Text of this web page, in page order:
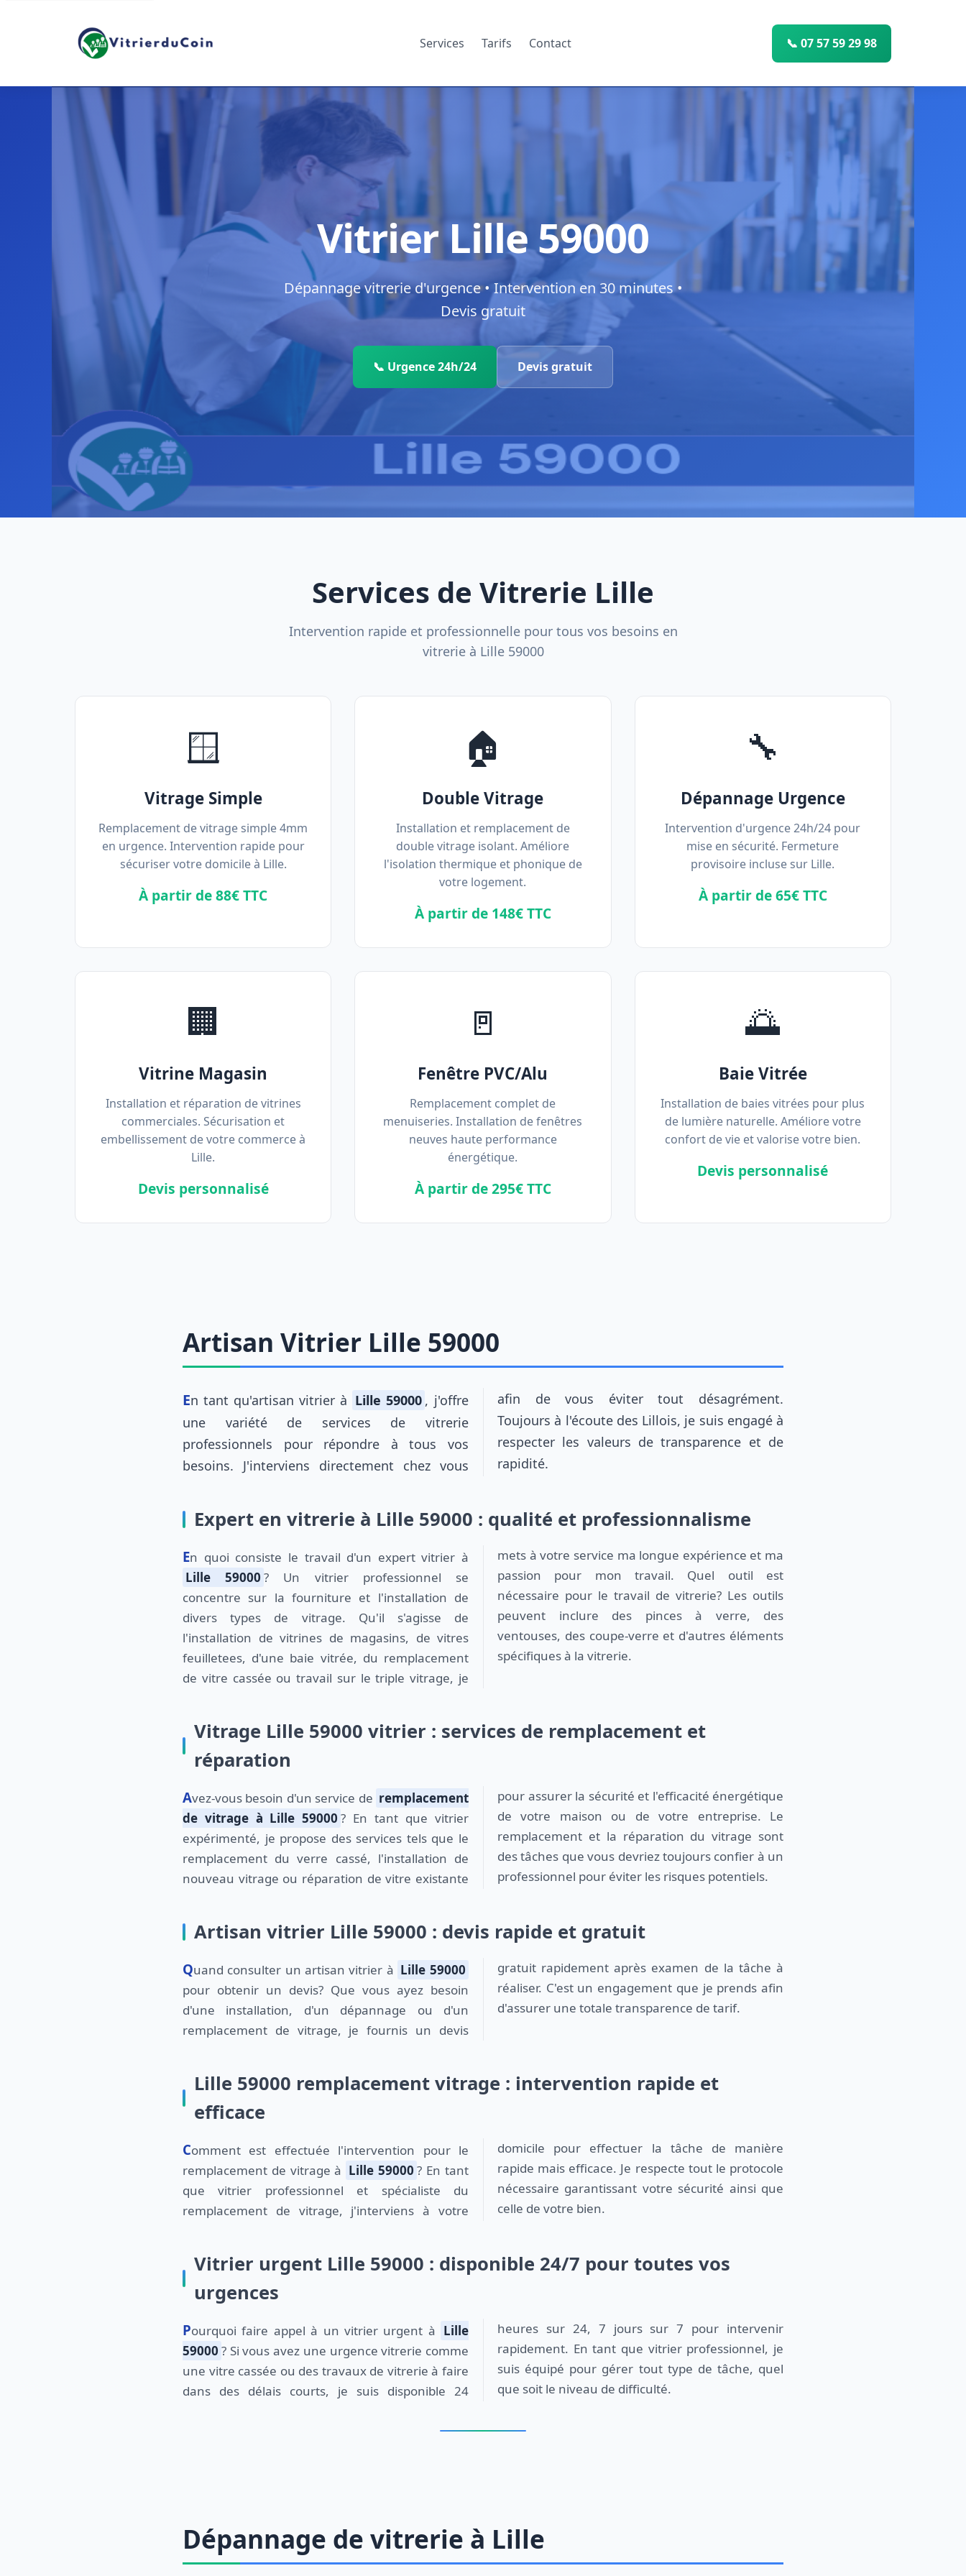
Services Tarifs Contact 📞 07 57 59 29 98
Vitrier Lille 59000
Dépannage vitrerie d'urgence • Intervention en 30 minutes •
Devis gratuit
📞 Urgence 24h/24 Devis gratuit
Services de Vitrerie Lille
Intervention rapide et professionnelle pour tous vos besoins en
vitrerie à Lille 59000
🪟
Vitrage Simple
Remplacement de vitrage simple 4mm
en urgence. Intervention rapide pour
sécuriser votre domicile à Lille.
À partir de 88€ TTC
🏠
Double Vitrage
Installation et remplacement de
double vitrage isolant. Améliore
l'isolation thermique et phonique de
votre logement.
À partir de 148€ TTC
🔧
Dépannage Urgence
Intervention d'urgence 24h/24 pour
mise en sécurité. Fermeture
provisoire incluse sur Lille.
À partir de 65€ TTC
🏢
Vitrine Magasin
Installation et réparation de vitrines
commerciales. Sécurisation et
embellissement de votre commerce à
Lille.
Devis personnalisé
🚪
Fenêtre PVC/Alu
Remplacement complet de
menuiseries. Installation de fenêtres
neuves haute performance
énergétique.
À partir de 295€ TTC
🌅
Baie Vitrée
Installation de baies vitrées pour plus
de lumière naturelle. Améliore votre
confort de vie et valorise votre bien.
Devis personnalisé
Artisan Vitrier Lille 59000
En tant qu'artisan vitrier à Lille 59000 , j'offre
une variété de services de vitrerie
professionnels pour répondre à tous vos
besoins. J'interviens directement chez vous
afin de vous éviter tout désagrément.
Toujours à l'écoute des Lillois, je suis engagé à
respecter les valeurs de transparence et de
rapidité.
Expert en vitrerie à Lille 59000 : qualité et professionnalisme
En quoi consiste le travail d'un expert vitrier à
Lille 59000 ? Un vitrier professionnel se
concentre sur la fourniture et l'installation de
divers types de vitrage. Qu'il s'agisse de
l'installation de vitrines de magasins, de vitres
feuilletees, d'une baie vitrée, du remplacement
de vitre cassée ou travail sur le triple vitrage, je
mets à votre service ma longue expérience et ma
passion pour mon travail. Quel outil est
nécessaire pour le travail de vitrerie? Les outils
peuvent inclure des pinces à verre, des
ventouses, des coupe-verre et d'autres éléments
spécifiques à la vitrerie.
Vitrage Lille 59000 vitrier : services de remplacement et
réparation
Avez-vous besoin d'un service de remplacement
de vitrage à Lille 59000 ? En tant que vitrier
expérimenté, je propose des services tels que le
remplacement du verre cassé, l'installation de
nouveau vitrage ou réparation de vitre existante
pour assurer la sécurité et l'efficacité énergétique
de votre maison ou de votre entreprise. Le
remplacement et la réparation du vitrage sont
des tâches que vous devriez toujours confier à un
professionnel pour éviter les risques potentiels.
Artisan vitrier Lille 59000 : devis rapide et gratuit
Quand consulter un artisan vitrier à Lille 59000
pour obtenir un devis? Que vous ayez besoin
d'une installation, d'un dépannage ou d'un
remplacement de vitrage, je fournis un devis
gratuit rapidement après examen de la tâche à
réaliser. C'est un engagement que je prends afin
d'assurer une totale transparence de tarif.
Lille 59000 remplacement vitrage : intervention rapide et
efficace
Comment est effectuée l'intervention pour le
remplacement de vitrage à Lille 59000 ? En tant
que vitrier professionnel et spécialiste du
remplacement de vitrage, j'interviens à votre
domicile pour effectuer la tâche de manière
rapide mais efficace. Je respecte tout le protocole
nécessaire garantissant votre sécurité ainsi que
celle de votre bien.
Vitrier urgent Lille 59000 : disponible 24/7 pour toutes vos
urgences
Pourquoi faire appel à un vitrier urgent à Lille
59000 ? Si vous avez une urgence vitrerie comme
une vitre cassée ou des travaux de vitrerie à faire
dans des délais courts, je suis disponible 24
heures sur 24, 7 jours sur 7 pour intervenir
rapidement. En tant que vitrier professionnel, je
suis équipé pour gérer tout type de tâche, quel
que soit le niveau de difficulté.
Dépannage de vitrerie à Lille